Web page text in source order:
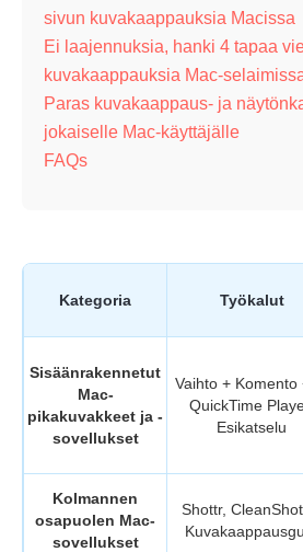
sivun kuvakaappauksia Macissa
Ei laajennuksia, hanki 4 tapaa
kuvakaappauksia Mac-
Paras kuvakaappaus- ja
jokaiselle Mac-käyttäjälle
FAQs
Kategoria Työkalut
Sisäänrakennetut
Mac-
pikakuvakkeet ja -
sovellukset
Vaihto + Komento
QuickTime
Esikatselu
Kolmannen
osapuolen Mac-
sovellukset
Shottr, CleanShot